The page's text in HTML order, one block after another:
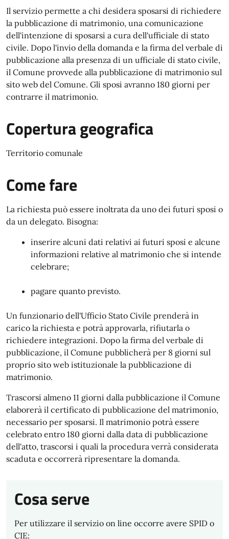
Il servizio permette a chi desidera sposarsi di richiedere
la pubblicazione di matrimonio, una comunicazione
dell'intenzione di sposarsi a cura dell'ufficiale di stato
civile. Dopo l'invio della domanda e la firma del verbale di
pubblicazione alla presenza di un ufficiale di stato civile,
il Comune provvede alla pubblicazione di matrimonio sul
sito web del Comune. Gli sposi avranno 180 giorni per
contrarre il matrimonio.
Copertura geografica
Territorio comunale
Come fare
La richiesta può essere inoltrata da uno dei futuri sposi o
da un delegato. Bisogna:
inserire alcuni dati relativi ai futuri sposi e alcune
informazioni relative al matrimonio che si intende
celebrare;
pagare quanto previsto.
Un funzionario dell'Ufficio Stato Civile prenderà in
carico la richiesta e potrà approvarla, rifiutarla o
richiedere integrazioni. Dopo la firma del verbale di
pubblicazione, il Comune pubblicherà per 8 giorni sul
proprio sito web istituzionale la pubblicazione di
matrimonio.
Trascorsi almeno 11 giorni dalla pubblicazione il Comune
elaborerà il certificato di pubblicazione del matrimonio,
necessario per sposarsi. Il matrimonio potrà essere
celebrato entro 180 giorni dalla data di pubblicazione
dell'atto, trascorsi i quali la procedura verrà considerata
scaduta e occorrerà ripresentare la domanda.
Cosa serve
Per utilizzare il servizio on line occorre avere SPID o
CIE: